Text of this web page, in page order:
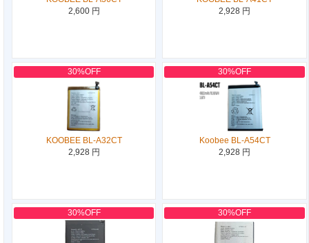
2,600 円
2,928 円
30%OFF
KOOBEE BL-A32CT
2,928 円
30%OFF
Koobee BL-A54CT
2,928 円
30%OFF 30%OFF